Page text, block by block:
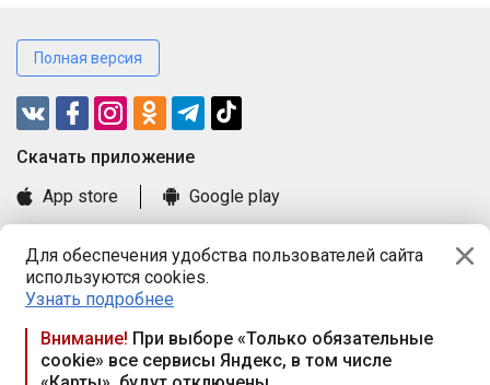
Для обеспечения удобства пользователей сайта
используются cookies.
Узнать подробнее
Внимание! При выборе «Только обязательные
cookie» все сервисы Яндекс, в том числе
Полная версия
Cкачать приложение
App store
Google play
Книга замечаний и предложений
Правила и документы
Praca.by © 2000—2026, ООО «ПРАЦА БАЙ»
Республика Беларусь, 220114, г. Минск, пр-т Независимости
117а, пом. № 9.